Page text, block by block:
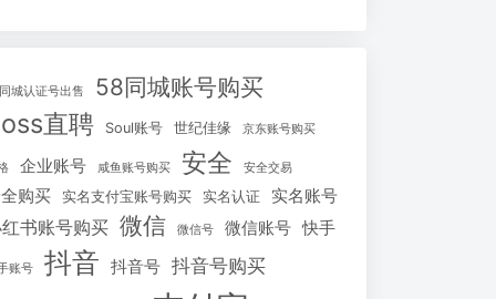
城认证号出售 58同城账号购买
直聘 Soul账号 世纪佳缘 京东账号购买
企业账号 咸鱼账号购买 安全 安全交易
购买 实名支付宝账号购买 实名认证 实名账号
书账号购买 微信 微信号 微信账号 快手
账号 抖音 抖音号 抖音号购买